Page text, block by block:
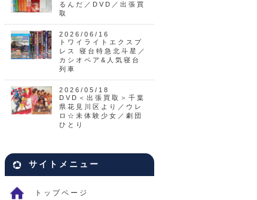
るんだ／DVD／出張買
取
2026/06/16
トワイライトエクスプ
レス 寝台特急北斗星／
カシオペア&人気寝台
列車
2026/05/18
DVD＜出張買取＞千葉
県花見川区より／ウレ
ロ☆未体験少女／劇団
ひとり
サイトメニュー
トップページ